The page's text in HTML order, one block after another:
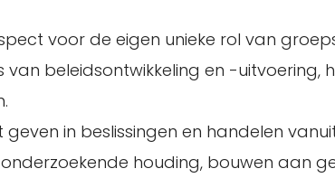
voor de eigen unieke rol van
beleidsontwikkeling en -uitvoering,
in beslissingen en handelen
onderzoekende houding, bouwen aan